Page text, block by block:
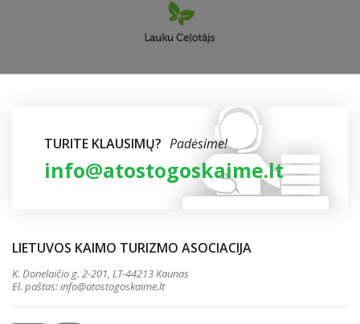
TURITE KLAUSIMŲ? Padėsime!
info@atostogoskaime.lt
LIETUVOS KAIMO TURIZMO ASOCIACIJA
K. Donelaičio g. 2-201, LT-44213 Kaunas
El. paštas:info@atostogoskaime.lt